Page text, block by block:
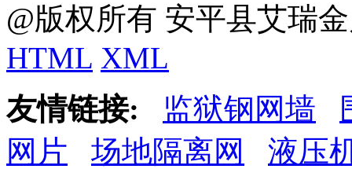
@版权所有 安平县艾瑞
HTML XML
友情链接:
监狱钢网墙
网片
场地隔离网
液压